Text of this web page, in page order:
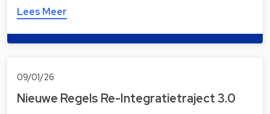
Lees Meer
09/01/26
Nieuwe Regels Re-Integratietraject 3.0